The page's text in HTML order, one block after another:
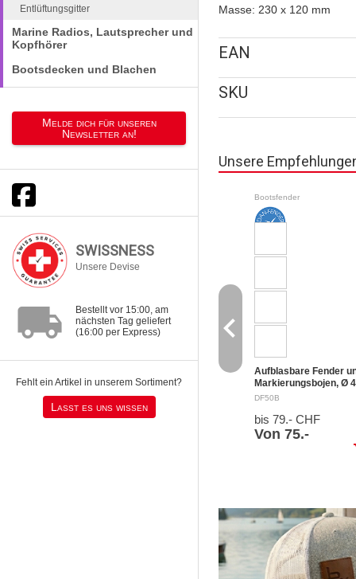
Entlüftungsgitter
Marine Radios, Lautsprecher und
Kopfhörer
Bootsdecken und Blachen
Melde dich für unseren
Newsletter an!
SWISSNESS
Unsere Devise
local_shipping
Bestellt vor 15:00, am
nächsten Tag geliefert
(16:00 per Express)
Fehlt ein Artikel in unserem Sortiment?
Lasst es uns wissen
Masse: 230 x 120 mm
EAN
SKU
Unsere
Bootsfender
Aufblasbare Fender
Markierungsbojen, Ø
cm Mit verstärktem
Metallventil.
Qualitätsfabrikation:
aus Vollmaterial mit
DF50B
bis 79.- CHF
Von 75.-
navigate_before